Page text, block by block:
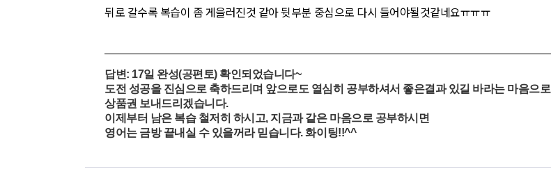
뒤로 갈수록 복습이 좀 게을러진것 같아 뒷부분 중심으로 다시 들어야될것같네요ㅠㅠㅠ
답변: 17일 완성(공편토) 확인되었습니다~
도전 성공을 진심으로 축하드리며 앞으로도 열심히 공부하셔서 좋은결과 있길 바라는 마음으로
상품권 보내드리겠습니다.
이제부터 남은 복습 철저히 하시고, 지금과 같은 마음으로 공부하시면
영어는 금방 끝내실 수 있을꺼라 믿습니다. 화이팅!!^^